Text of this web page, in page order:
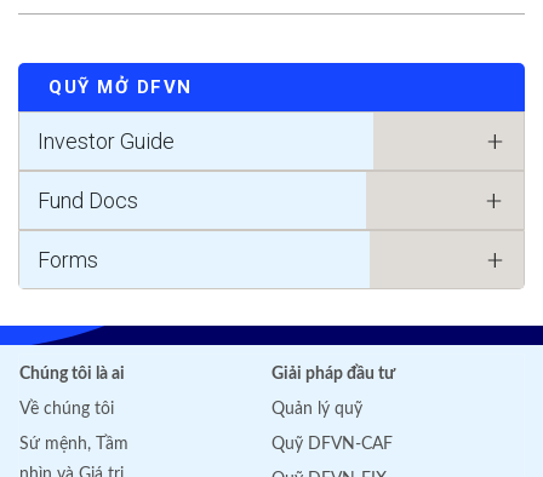
QUỸ MỞ DFVN
Investor Guide
Fund Docs
Forms
Chúng tôi là ai
Về chúng tôi
Sứ mệnh, Tầm
Giải pháp đầu tư
Quản lý quỹ
Quỹ DFVN-CAF